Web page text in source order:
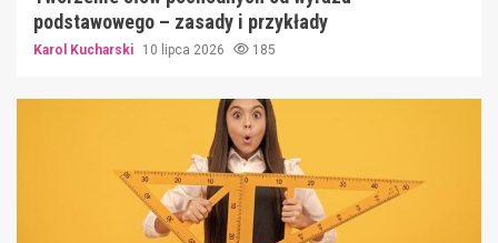
podstawowego – zasady i przykłady
Karol Kucharski 10 lipca 2026 185